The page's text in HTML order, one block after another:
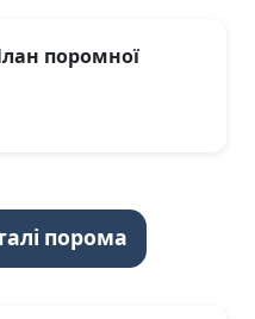
поромної
порома